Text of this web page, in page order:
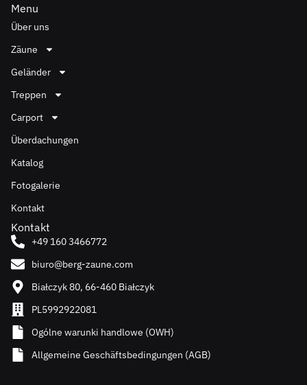
Menu
Über uns
Zäune
Geländer
Treppen
Carport
Überdachungen
Katalog
Fotogalerie
Kontakt
Kontakt
+49 160 3466772
biuro@berg-zaune.com
Białczyk 80, 66-460 Białczyk
PL5992922081
Ogólne warunki handlowe (OWH)
Allgemeine Geschäftsbedingungen (AGB)